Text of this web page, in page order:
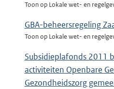
Toon op Lokale wet- en
GBA-beheersregeling
Toon op Lokale wet- en
Subsidieplafonds 2011
activiteiten Openbare
Gezondheidszorg